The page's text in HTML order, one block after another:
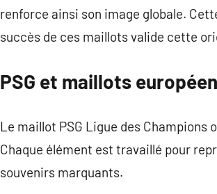
renforce ainsi son image globale.
succès de ces maillots valide cette
PSG et maillots
Le maillot PSG Ligue des
Chaque élément est travaillé pour
souvenirs marquants.